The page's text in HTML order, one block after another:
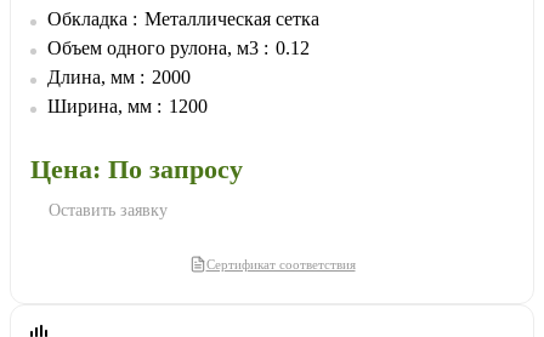
Обкладка металлической сеткой позволяет плотнее прижимать мат к
изолируемой поверхности. Утеплитель не провисает и не отстает от
изолируемой поверхности.
Обкладка
Металлическая сетка
Объем одного рулона, м3
0.12
Длина, мм
2000
Ширина, мм
1200
Цена: По запросу
Оставить заявку
Сертификат соответствия